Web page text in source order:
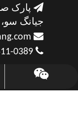
 پارک
جیانگ

